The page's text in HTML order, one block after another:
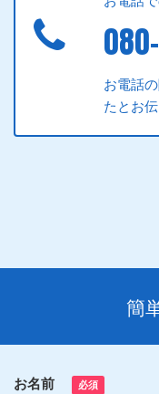
お電話
たとお
簡
お名前 必須